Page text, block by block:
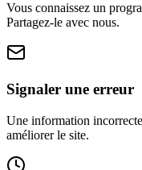
Vous connaissez un
Partagez-le avec nous.
Signaler une erreur
Une information
améliorer le site.